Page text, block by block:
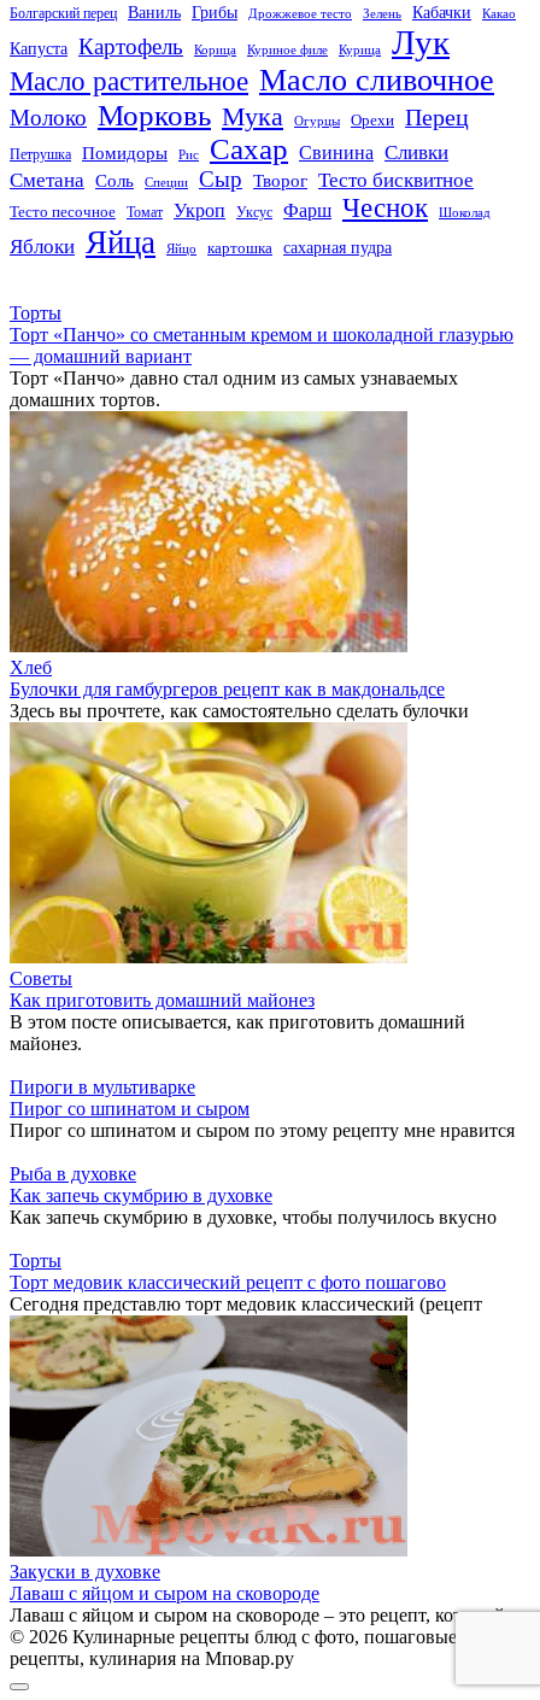
Болгарский перец Ваниль Грибы Дрожжевое тесто Зелень Кабачки Какао
Капуста Картофель Корица Куриное филе Курица Лук
Масло растительное Масло сливочное
Молоко Морковь Мука Огурцы Орехи Перец
Петрушка Помидоры Рис Сахар Свинина Сливки
Сметана
Соль Специи Сыр Творог Тесто бисквитное
Тесто песочное Томат Укроп Уксус Фарш Чеснок Шоколад
Яблоки Яйца Яйцо картошка сахарная пудра
Торты
Торт «Панчо» со сметанным кремом и шоколадной глазурью
— домашний вариант
Торт «Панчо» давно стал одним из самых узнаваемых
домашних тортов.
Хлеб
Булочки для гамбургеров рецепт как в макдональдсе
Здесь вы прочтете, как самостоятельно сделать булочки
Советы
Как приготовить домашний майонез
В этом посте описывается, как приготовить домашний
майонез.
Пироги в мультиварке
Пирог со шпинатом и сыром
Пирог со шпинатом и сыром по этому рецепту мне нравится
Рыба в духовке
Как запечь скумбрию в духовке
Как запечь скумбрию в духовке, чтобы получилось вкусно
Торты
Торт медовик классический рецепт с фото пошагово
Сегодня представлю торт медовик классический (рецепт
Закуски в духовке
Лаваш с яйцом и сыром на сковороде
Лаваш с яйцом и сыром на сковороде – это рецепт, который
© 2026 Кулинарные рецепты блюд с фото, пошаговые
рецепты, кулинария на Мповар.ру